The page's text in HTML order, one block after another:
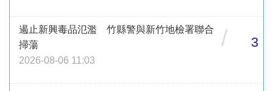
遏止新興毒品氾濫 竹縣警與新竹地檢署聯合
掃蕩
2026-08-06 11:03
/ 3